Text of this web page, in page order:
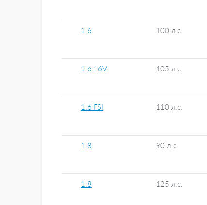
1.6 100 л.с.
1.6 16V 105 л.с.
1.6 FSI 110 л.с.
1.8 90 л.с.
1.8 125 л.с.